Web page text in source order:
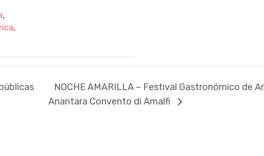
,
,
NOCHE AMARILLA – Festival Gastronómico de
Anantara Convento di Amalfi